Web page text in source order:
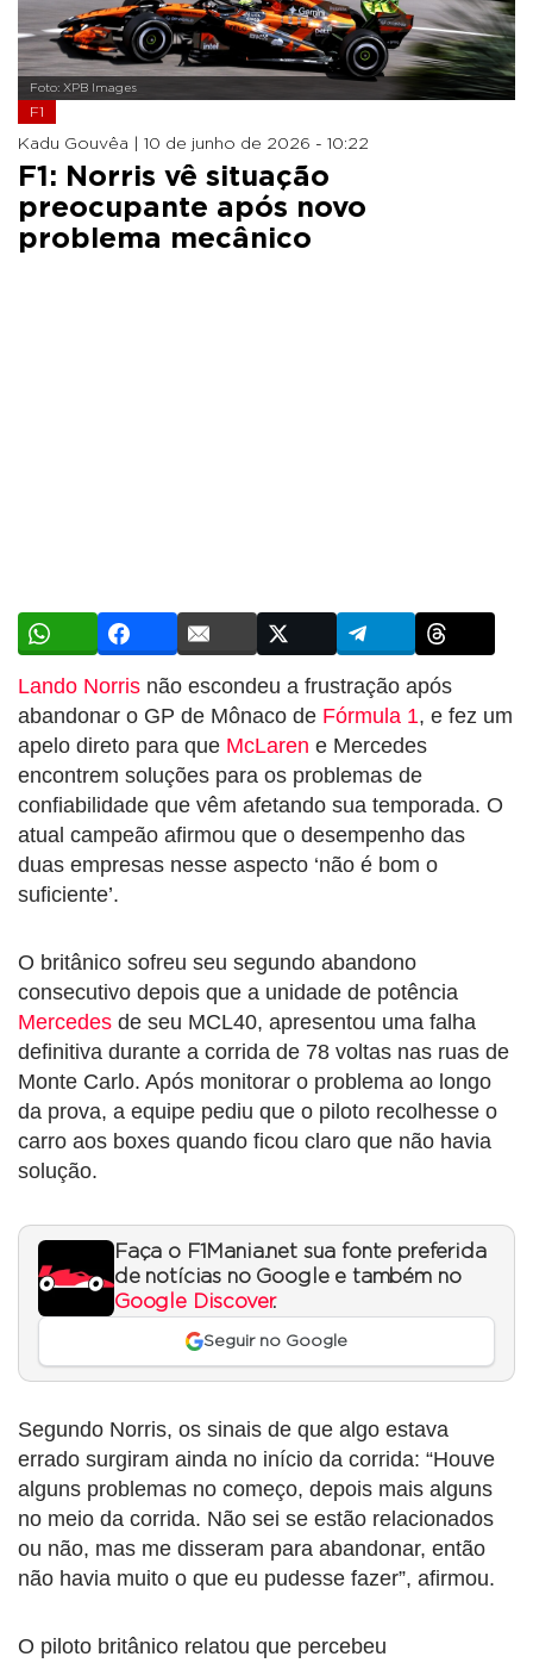
Foto: XPB Images
F1
Kadu Gouvêa | 10 de junho de 2026 - 10:22
F1: Norris vê situação
preocupante após novo
problema mecânico
Lando Norris não escondeu a frustração após
abandonar o GP de Mônaco de Fórmula 1, e fez um
apelo direto para que McLaren e Mercedes
encontrem soluções para os problemas de
confiabilidade que vêm afetando sua temporada. O
atual campeão afirmou que o desempenho das
duas empresas nesse aspecto ‘não é bom o
suficiente’.
O britânico sofreu seu segundo abandono
consecutivo depois que a unidade de potência
Mercedes de seu MCL40, apresentou uma falha
definitiva durante a corrida de 78 voltas nas ruas de
Monte Carlo. Após monitorar o problema ao longo
da prova, a equipe pediu que o piloto recolhesse o
carro aos boxes quando ficou claro que não havia
solução.
Faça o F1Mania.net sua fonte preferida
de notícias no Google e também no
Google Discover.
Seguir no Google
Segundo Norris, os sinais de que algo estava
errado surgiram ainda no início da corrida: “Houve
alguns problemas no começo, depois mais alguns
no meio da corrida. Não sei se estão relacionados
ou não, mas me disseram para abandonar, então
não havia muito o que eu pudesse fazer”, afirmou.
O piloto britânico relatou que percebeu